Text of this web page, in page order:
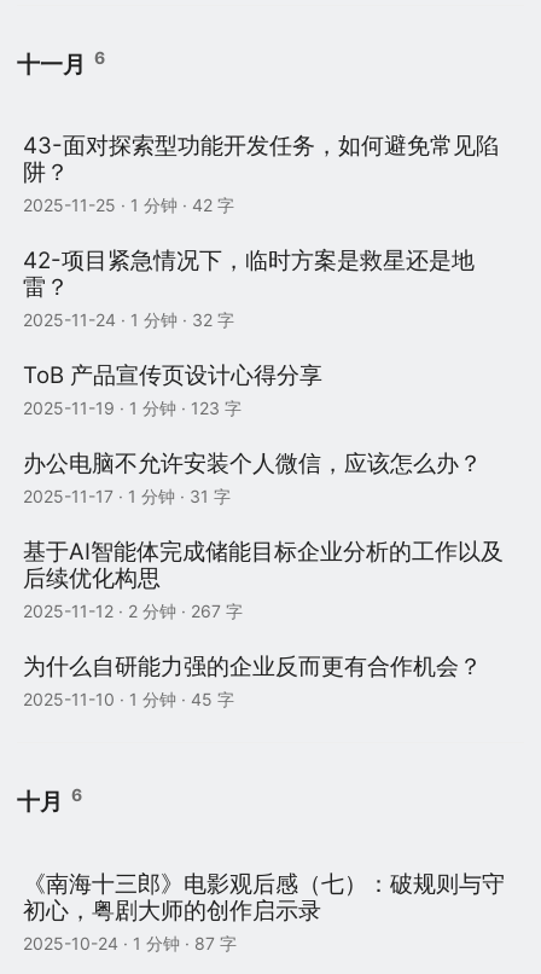
十一月 6
43-面对探索型功能开发任务，如何避免常见陷
阱？
2025-11-25 · 1 分钟 · 42 字
42-项目紧急情况下，临时方案是救星还是地
雷？
2025-11-24 · 1 分钟 · 32 字
ToB 产品宣传页设计心得分享
2025-11-19 · 1 分钟 · 123 字
办公电脑不允许安装个人微信，应该怎么办？
2025-11-17 · 1 分钟 · 31 字
基于AI智能体完成储能目标企业分析的工作以及
后续优化构思
2025-11-12 · 2 分钟 · 267 字
为什么自研能力强的企业反而更有合作机会？
2025-11-10 · 1 分钟 · 45 字
十月 6
《南海十三郎》电影观后感（七）：破规则与守
初心，粤剧大师的创作启示录
2025-10-24 · 1 分钟 · 87 字